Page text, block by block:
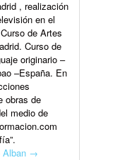
, realización
en el
de Artes
Curso de
originario –
–España. En
obras de
medio de
Alban →